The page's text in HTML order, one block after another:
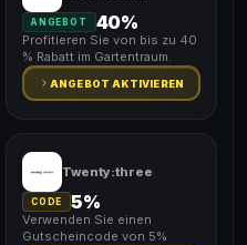
ANGEBOT 40%
Profitieren Sie von bis zu 40
% Rabatt im Gartentraum.
ANGEBOT AKTIVIEREN
Twenty:three
CODE 5%
Verwenden Sie einen
Gutscheincode von 5%